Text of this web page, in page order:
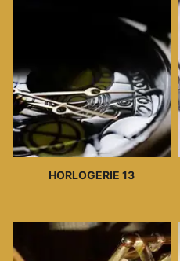
HORLOGERIE 13